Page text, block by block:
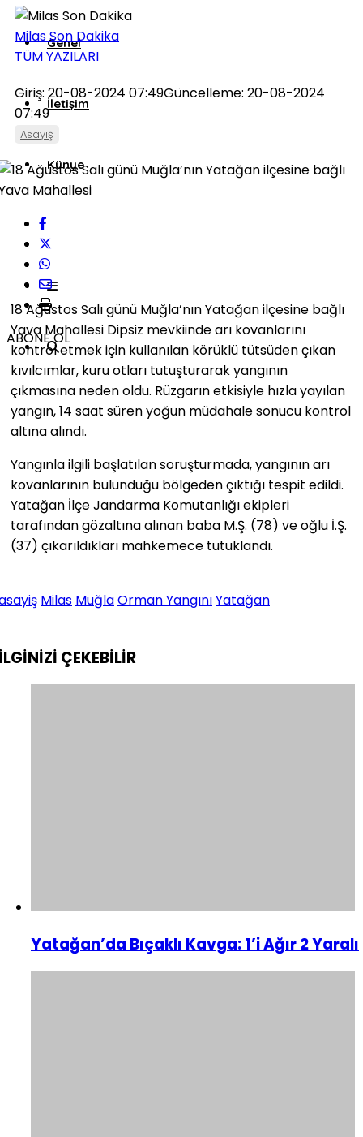
Genel
İletişim
Künye
Milas Son Dakika
TÜM YAZILARI
Giriş: 20-08-2024 07:49Güncelleme: 20-08-2024
07:49
Asayiş
ABONE OL
18 Ağustos Salı günü Muğla’nın Yatağan ilçesine bağlı
Yava Mahallesi Dipsiz mevkiinde arı kovanlarını
kontrol etmek için kullanılan körüklü tütsüden çıkan
kıvılcımlar, kuru otları tutuşturarak yangının
çıkmasına neden oldu. Rüzgarın etkisiyle hızla yayılan
yangın, 14 saat süren yoğun müdahale sonucu kontrol
altına alındı.
Yangınla ilgili başlatılan soruşturmada, yangının arı
kovanlarının bulunduğu bölgeden çıktığı tespit edildi.
Yatağan İlçe Jandarma Komutanlığı ekipleri
tarafından gözaltına alınan baba M.Ş. (78) ve oğlu İ.Ş.
(37) çıkarıldıkları mahkemece tutuklandı.
Milas MuğlaOrman YangınıYatağan
ÇEKEBİLİR
Yatağan’da Bıçaklı Kavga: 1’i Ağır 2 Yaralı